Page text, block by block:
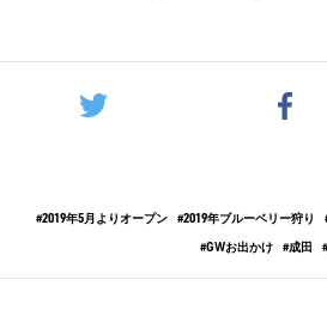
2019年5月よりオープン 2019年ブルーベリー狩り
GWお出かけ
成田